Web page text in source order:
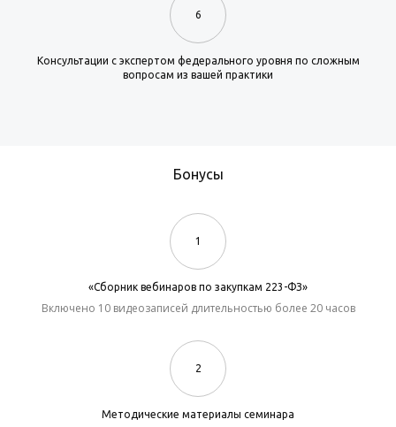
6
Консультации с экспертом федерального уровня по сложным
вопросам из вашей практики
Бонусы
1
«Сборник вебинаров по закупкам 223-ФЗ»
Включено 10 видеозаписей длительностью более 20 часов
2
Методические материалы семинара